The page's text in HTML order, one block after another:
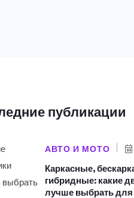
публикации
АВТО И МОТО
Каркасные,
гибридные: какие
лучше выбрать для